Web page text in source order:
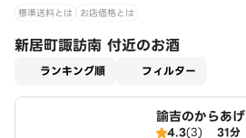
標準送料とは お店価格とは
新居町諏訪南 付近のお酒
ランキング順 フィルター
諭吉のからあげ
4.3(3) 31分